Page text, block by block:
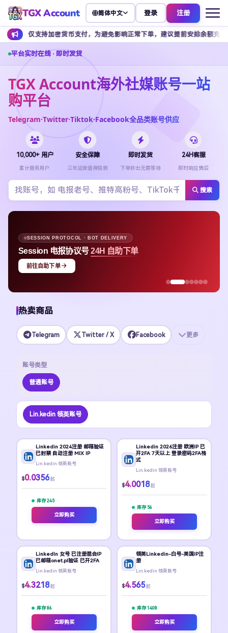
TGX Account 简体中文 登录 注册
密货币支付，为避免影响正常下单，建议提前安排余额充值。
平台实时在线 · 即时发货
TGX Account海外社媒账号一站
购平台
Telegram·Twitter·Tiktok·Facebook全品类账号供应
10,000+ 用户
累计服务用户
安全保障
三年运营值得信赖
即时发货
下单秒出无需等待
24H客服
即时响应售后
搜索
SESSION PROTOCOL · BOT DELIVERY
Session 电报协议号24H 自助下单
前往自助下单
热卖商品
Telegram Twitter / X Facebook 更多
账号类型
普通账号
Lin.kedin 领英账号
Linkedin 2024注册 邮箱验证
已封禁 自动注册 MIX IP
Lin.kedin 领英账号
$0.0356 起
库存 245
立即购买
Linkedin 2026注册 欧洲IP 已
开2FA 7天以上 登录密码2FA格
式
Lin.kedin 领英账号
$4.0018 起
库存 56
立即购买
LinkedIn 女号 已注册混合IP
已邮箱onet.pl验证 已开2FA
Lin.kedin 领英账号
$4.3218 起
库存 86
立即购买
领英Linkedin-白号-英国IP注
册
Lin.kedin 领英账号
$4.565 起
库存 1408
立即购买